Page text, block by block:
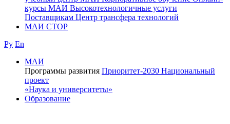
курсы МАИ Высокотехнологичные услуги
Поставщикам Центр трансфера технологий
МАИ СТОР
Ру En
МАИ
Программы развития Приоритет-2030 Национальный
проект
«Наука и университеты»
Образование